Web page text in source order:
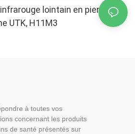
lointain en pierres de
UTK, H11M3
à toutes vos
concernant les produits
de santé présentés sur